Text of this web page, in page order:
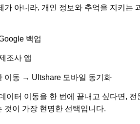
가 아니라, 개인 정보와 추억을 지키는
백업
조사 앱
이동 → Ultshare 모바일 동기화
이터 이동을 한 번에 끝내고 싶다면, 전
것이 가장 현명한 선택입니다.